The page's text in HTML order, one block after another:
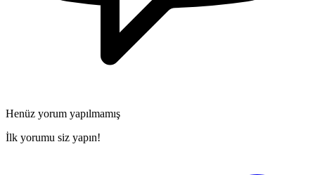
Henüz yorum yapılmamış
İlk yorumu siz yapın!